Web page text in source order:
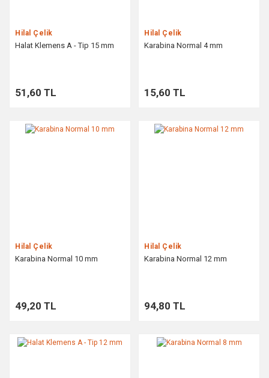
Hilal Çelik
Halat Klemens A - Tip 15 mm
51,60 TL
Hilal Çelik
Karabina Normal 4 mm
15,60 TL
Hilal Çelik
Karabina Normal 10 mm
49,20 TL
Hilal Çelik
Karabina Normal 12 mm
94,80 TL